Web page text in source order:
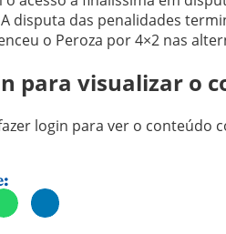
disputa das penalidades
o Peroza por 4×2 nas
para visualizar o
login para ver o conteúdo